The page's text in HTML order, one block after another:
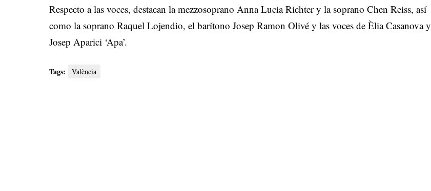
Respecto a las voces, destacan la mezzosoprano Anna Lucia Richter y la soprano Chen Reiss, así
como la soprano Raquel Lojendio, el barítono Josep Ramon Olivé y las voces de Èlia Casanova y
Josep Aparici ‘Apa’.
Tags: València